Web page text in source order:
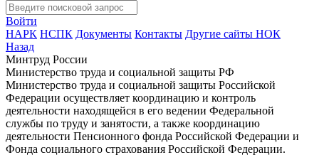
Войти
НАРК НСПК Документы Контакты Другие сайты НОК
Назад
Минтруд России
Министерство труда и социальной защиты РФ
Министерство труда и социальной защиты Российской
Федерации осуществляет координацию и контроль
деятельности находящейся в его ведении Федеральной
службы по труду и занятости, а также координацию
деятельности Пенсионного фонда Российской Федерации и
Фонда социального страхования Российской Федерации.